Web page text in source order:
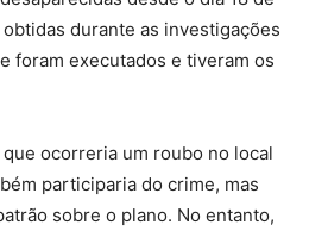
durante as investigações
foram executados e tiveram os
ocorreria um roubo no local
participaria do crime, mas
sobre o plano. No entanto,